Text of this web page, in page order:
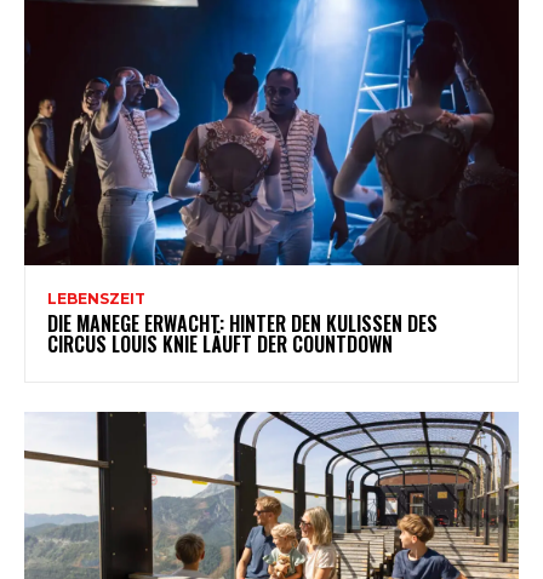
LEBENSZEIT
DIE MANEGE ERWACHT: HINTER DEN KULISSEN DES
CIRCUS LOUIS KNIE LÄUFT DER COUNTDOWN